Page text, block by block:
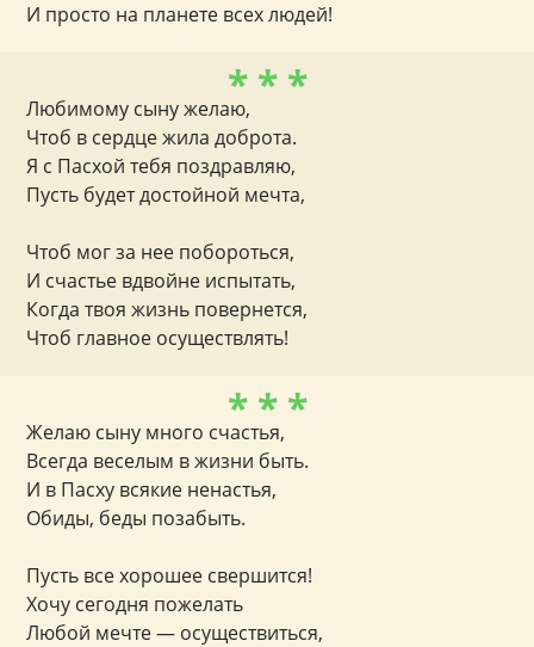
И просто на планете всех людей!
* * *
Любимому сыну желаю,
Чтоб в сердце жила доброта.
Я с Пасхой тебя поздравляю,
Пусть будет достойной мечта,
Чтоб мог за нее побороться,
И счастье вдвойне испытать,
Когда твоя жизнь повернется,
Чтоб главное осуществлять!
* * *
Желаю сыну много счастья,
Всегда веселым в жизни быть.
И в Пасху всякие ненастья,
Обиды, беды позабыть.
Пусть все хорошее свершится!
Хочу сегодня пожелать
Любой мечте — осуществиться,